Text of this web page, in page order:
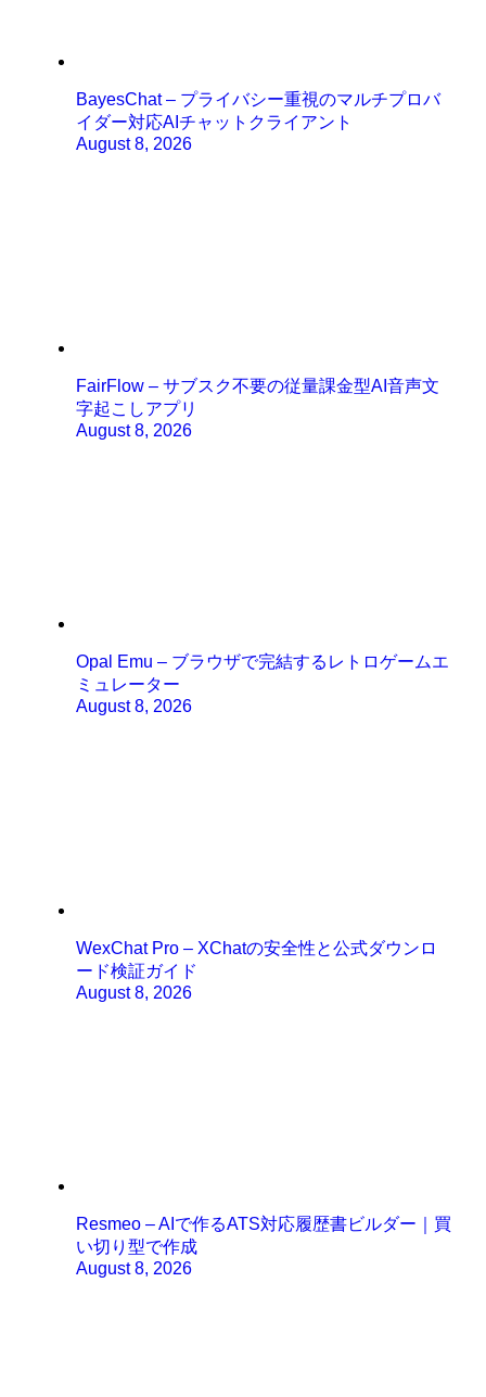
BayesChat – プライバシー重視のマルチプロバ
イダー対応AIチャットクライアント
August 8, 2026
FairFlow – サブスク不要の従量課金型AI音声文
字起こしアプリ
August 8, 2026
Opal Emu – ブラウザで完結するレトロゲームエ
ミュレーター
August 8, 2026
WexChat Pro – XChatの安全性と公式ダウンロ
ード検証ガイド
August 8, 2026
Resmeo – AIで作るATS対応履歴書ビルダー｜買
い切り型で作成
August 8, 2026